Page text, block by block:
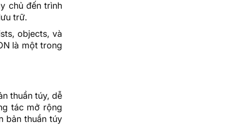
chủ đến trình
trữ.
objects, và
là một trong
thuần túy, dễ
tác mở rộng
bản thuần túy